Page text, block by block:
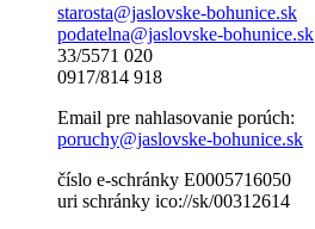
starosta@jaslovske-bohunice.sk
podatelna@jaslovske-bohunice.sk
33/5571 020
0917/814 918
Email pre nahlasovanie porúch:
poruchy@jaslovske-bohunice.sk
číslo e-schránky E0005716050
uri schránky ico://sk/00312614